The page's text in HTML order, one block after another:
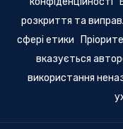
розкриття та
сфері етики
вказується
використання